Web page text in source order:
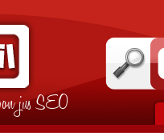
bon jus SEO